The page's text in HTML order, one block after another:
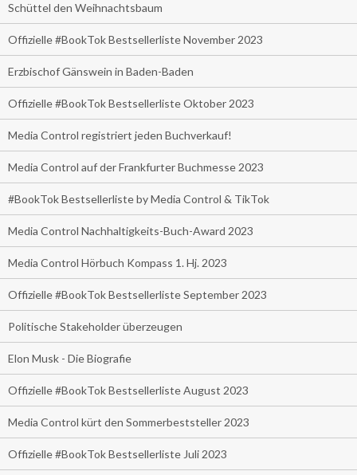
Schüttel den Weihnachtsbaum
Offizielle #BookTok Bestsellerliste November 2023
Erzbischof Gänswein in Baden-Baden
Offizielle #BookTok Bestsellerliste Oktober 2023
Media Control registriert jeden Buchverkauf!
Media Control auf der Frankfurter Buchmesse 2023
#BookTok Bestsellerliste by Media Control & TikTok
Media Control Nachhaltigkeits-Buch-Award 2023
Media Control Hörbuch Kompass 1. Hj. 2023
Offizielle #BookTok Bestsellerliste September 2023
Politische Stakeholder überzeugen
Elon Musk - Die Biografie
Offizielle #BookTok Bestsellerliste August 2023
Media Control kürt den Sommerbeststeller 2023
Offizielle #BookTok Bestsellerliste Juli 2023